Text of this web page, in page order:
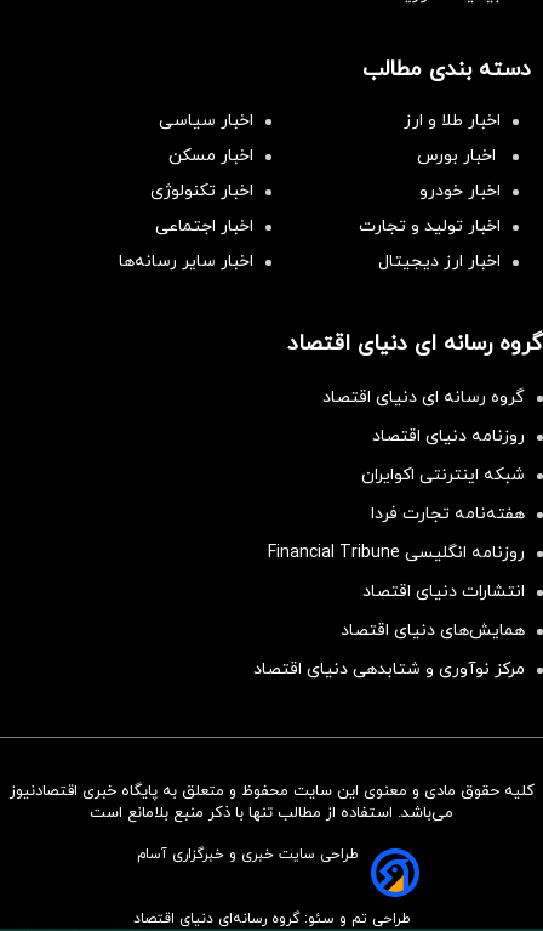
سرمایه‌گذاری همسنگ با شاخص
دسته بندی مطالب
اخبار طلا و ارز
اخبار سیاسی
اخبار بورس
اخبار مسکن
اخبار خودرو
اخبار تکنولوژی
اخبار تولید و تجارت
اخبار اجتماعی
اخبار ارز دیجیتال
اخبار سایر رسانه‌‌ها
گروه رسانه ای دنیای اقتصاد
گروه رسانه ای دنیای اقتصاد
روزنامه دنیای اقتصاد
شبکه اینترنتی اکوایران
هفته‌نامه تجارت فردا
روزنامه انگلیسی Financial Tribune
انتشارات دنیای اقتصاد
همایش‌های دنیای اقتصاد
مرکز نوآوری و شتابدهی دنیای اقتصاد
کلیه حقوق مادی و معنوی این سایت محفوظ و متعلق به پایگاه خبری اقتصادنیوز
می‌باشد. استفاده از مطالب تنها با ذکر منبع بلامانع است
طراحی سایت خبری و خبرگزاری آسام
طراحی تم و سئو: گروه رسانه‌ای دنیای اقتصاد